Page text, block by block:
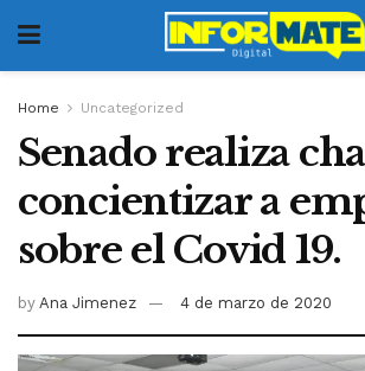
Home Uncategorized
Senado realiza
concientizar a
sobre el Covid 19.
by Ana Jimenez 4 de marzo de 2020